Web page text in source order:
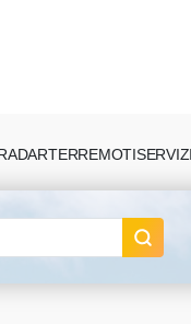
TERREMOTISERVIZI